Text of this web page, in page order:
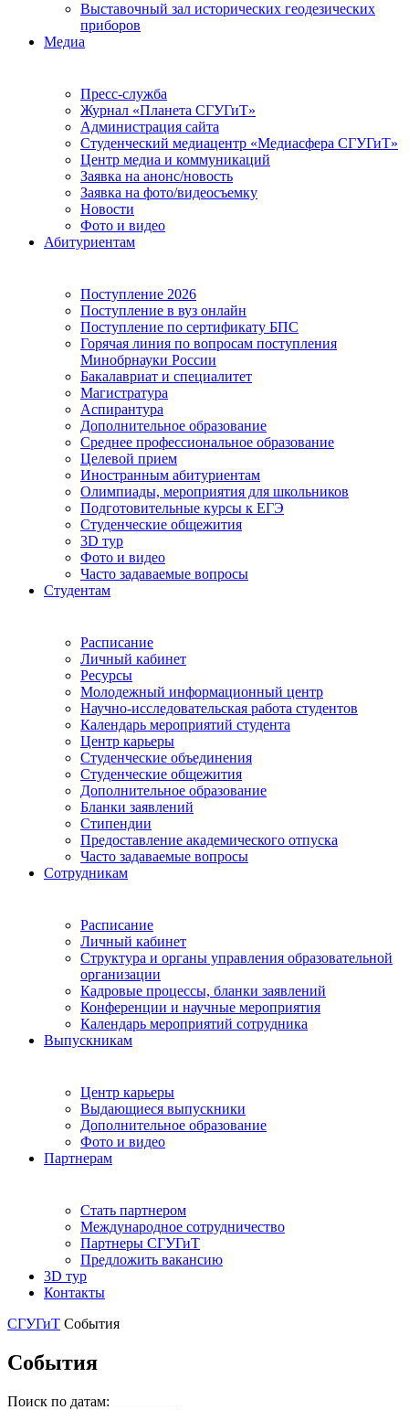
Выставочный зал исторических геодезических
приборов
Медиа
Пресс-служба
Журнал «Планета СГУГиТ»
Администрация сайта
Студенческий медиацентр «Медиасфера СГУГиТ»
Центр медиа и коммуникаций
Заявка на анонс/новость
Заявка на фото/видеосъемку
Новости
Фото и видео
Абитуриентам
Поступление 2026
Поступление в вуз онлайн
Поступление по сертификату БПС
Горячая линия по вопросам поступления
Минобрнауки России
Бакалавриат и специалитет
Магистратура
Аспирантура
Дополнительное образование
Среднее профессиональное образование
Целевой прием
Иностранным абитуриентам
Олимпиады, мероприятия для школьников
Подготовительные курсы к ЕГЭ
Студенческие общежития
3D тур
Фото и видео
Часто задаваемые вопросы
Студентам
Расписание
Личный кабинет
Ресурсы
Молодежный информационный центр
Научно-исследовательская работа студентов
Календарь мероприятий студента
Центр карьеры
Студенческие объединения
Студенческие общежития
Дополнительное образование
Бланки заявлений
Стипендии
Предоставление академического отпуска
Часто задаваемые вопросы
Сотрудникам
Расписание
Личный кабинет
Структура и органы управления образовательной
организации
Кадровые процессы, бланки заявлений
Конференции и научные мероприятия
Календарь мероприятий сотрудника
Выпускникам
Центр карьеры
Выдающиеся выпускники
Дополнительное образование
Фото и видео
Партнерам
Стать партнером
Международное сотрудничество
Партнеры СГУГиТ
Предложить вакансию
3D тур
Контакты
СГУГиТ События
События
Поиск по датам: